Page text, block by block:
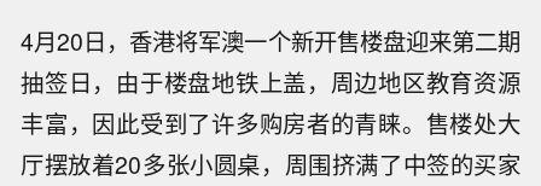
4月20日，香港将军澳一个新开售楼盘迎来第二期
抽签日，由于楼盘地铁上盖，周边地区教育资源
丰富，因此受到了许多购房者的青睐。售楼处大
厅摆放着20多张小圆桌，周围挤满了中签的买家